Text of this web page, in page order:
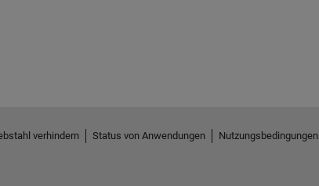
verhindern Status von Anwendungen
Nutzungsbedingungen